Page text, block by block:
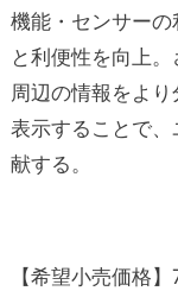
機能・センサー
と利便性を向上
周辺の情報をよ
表示することで
献する。
【希望小売価格